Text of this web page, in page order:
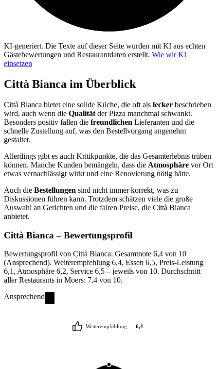
KI-generiert. Die Texte auf dieser Seite wurden mit KI aus echten
Gästebewertungen und Restaurantdaten erstellt. Wie wir KI
einsetzen
Città Bianca im Überblick
Città Bianca bietet eine solide Küche, die oft als lecker beschrieben
wird, auch wenn die Qualität der Pizza manchmal schwankt.
Besonders positiv fallen die freundlichen Lieferanten und die
schnelle Zustellung auf, was den Bestellvorgang angenehm
gestaltet.
Allerdings gibt es auch Kritikpunkte, die das Gesamterlebnis trüben
können. Manche Kunden bemängeln, dass die Atmosphäre vor Ort
etwas vernachlässigt wirkt und eine Renovierung nötig hätte.
Auch die Bestellungen sind nicht immer korrekt, was zu
Diskussionen führen kann. Trotzdem schätzen viele die große
Auswahl an Gerichten und die fairen Preise, die Città Bianca
anbietet.
Città Bianca – Bewertungsprofil
Bewertungsprofil von Città Bianca: Gesamtnote 6,4 von 10
(Ansprechend). Weiterempfehlung 6,4, Essen 6,5, Preis-Leistung
6,1, Atmosphäre 6,2, Service 6,5 – jeweils von 10. Durchschnitt
aller Restaurants in Moers: 7,4 von 10.
Ansprechend
Weiterempfehlung 6,4